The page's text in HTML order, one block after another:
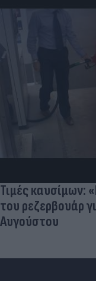
Τιμές καυσίμων:
του ρεζερβουάρ
Αυγούστου